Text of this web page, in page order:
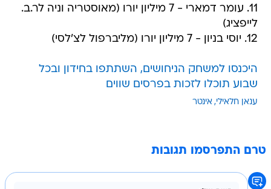
11. עומר דמארי - 7 מיליון יורו (מאוסטריה וניה לר.ב.
לייפציג)
12. יוסי בניון - 7 מיליון יורו (מליברפול לצ'לסי)
היכנסו למשחק הניחושים, השתתפו בחידון ובכל
שבוע תוכלו לזכות בפרסים שווים
ענאן חלאילי אינטר
טרם התפרסמו תגובות